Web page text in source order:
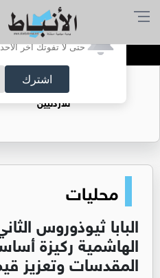
أترغب في
حتى لا تفوتك آخر
اشترك
حقل الريشة حين
للأردنيين
محليات
البابا ثيوذوروس
الهاشمية ركيزة
المقدسات وتعزيز